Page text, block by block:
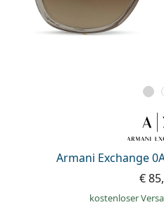
Armani Exchange
€
kostenloser